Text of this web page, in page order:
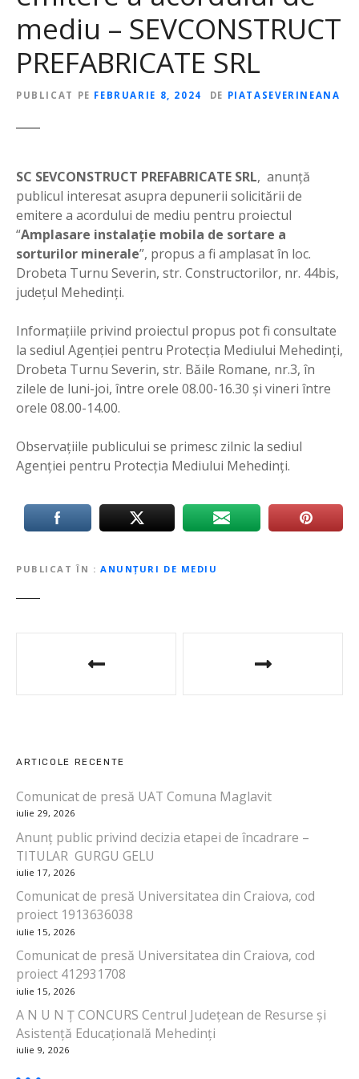
mediu – SEVCONSTRUCT
PREFABRICATE SRL
PUBLICAT PE FEBRUARIE 8, 2024 DE PIATASEVERINEANA
SC SEVCONSTRUCT PREFABRICATE SRL, anunţă
publicul interesat asupra depunerii solicitării de
emitere a acordului de mediu pentru proiectul
“Amplasare instalație mobila de sortare a
sorturilor minerale”, propus a fi amplasat în loc.
Drobeta Turnu Severin, str. Constructorilor, nr. 44bis,
județul Mehedinți.
Informaţiile privind proiectul propus pot fi consultate
la sediul Agenţiei pentru Protecţia Mediului Mehedinţi,
Drobeta Turnu Severin, str. Băile Romane, nr.3, în
zilele de luni-joi, între orele 08.00-16.30 și vineri între
orele 08.00-14.00.
Observaţiile publicului se primesc zilnic la sediul
Agenţiei pentru Protecţia Mediului Mehedinţi.
PUBLICAT ÎN ANUNȚURI DE MEDIU
g
a
r
e
î
n
a
r
t
ARTICOLE RECENTE
Comunicat de presă UAT Comuna Maglavit
iulie 29, 2026
Anunț public privind decizia etapei de încadrare –
TITULAR GURGU GELU
iulie 17, 2026
Comunicat de presă Universitatea din Craiova, cod
proiect 1913636038
iulie 15, 2026
Comunicat de presă Universitatea din Craiova, cod
proiect 412931708
iulie 15, 2026
A N U N Ț CONCURS Centrul Județean de Resurse și
Asistență Educațională Mehedinți
iulie 9, 2026